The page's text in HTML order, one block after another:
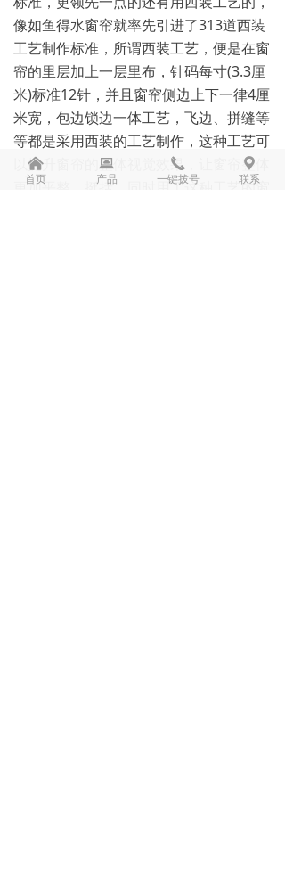
像如鱼得水窗帘就率先引进了313道西装
工艺制作标准，所谓西装工艺，便是在窗
帘的里层加上一层里布，针码每寸(3.3厘
米)标准12针，并且窗帘侧边上下一律4厘
米宽，包边锁边一体工艺，飞边、拼缝等
等都是采用西装的工艺制作，这种工艺可
以提升窗帘的整体视觉效果，让窗帘整体
更加平整、挺括。同时用了这种工艺的窗
낀
首页
뀵
产品
끅
一键拨号
끇
联系